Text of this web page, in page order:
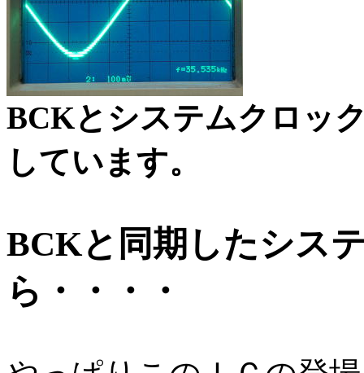
BCKとシステムクロッ
しています。
BCKと同期したシス
ら・・・・